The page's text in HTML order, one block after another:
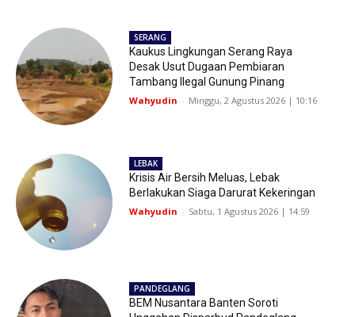
SERANG
Kaukus Lingkungan Serang Raya
Desak Usut Dugaan Pembiaran
Tambang Ilegal Gunung Pinang
Wahyudin - Minggu, 2 Agustus 2026 | 10:16
LEBAK
Krisis Air Bersih Meluas, Lebak
Berlakukan Siaga Darurat Kekeringan
Wahyudin - Sabtu, 1 Agustus 2026 | 14:59
PANDEGLANG
BEM Nusantara Banten Soroti